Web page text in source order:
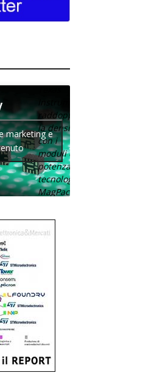
Texas
raddoppia
la densità
con i
moduli di
potenza con
tecnologia
MagPack.
marketing e